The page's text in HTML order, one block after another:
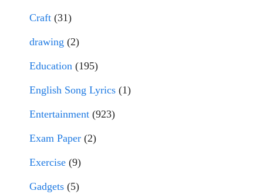
Craft (31)
drawing (2)
Education (195)
English Song Lyrics (1)
Entertainment (923)
Exam Paper (2)
Exercise (9)
Gadgets (5)